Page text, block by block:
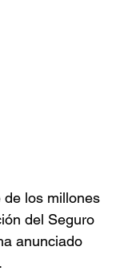
de los millones
del Seguro
anunciado
.